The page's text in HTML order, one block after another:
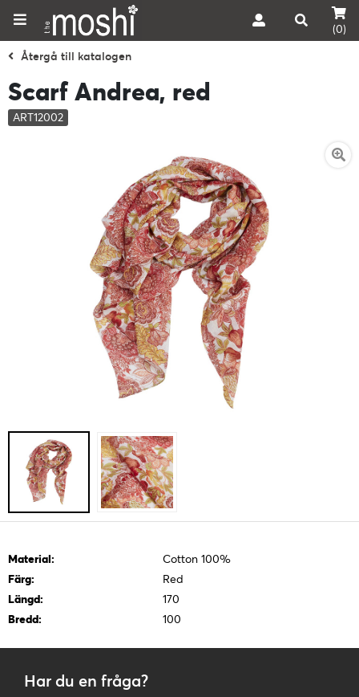
(0)
Återgå till katalogen
Scarf Andrea, red
ART12002
Material:
Cotton 100%
Färg:
Red
Längd:
170
Bredd:
100
Har du en fråga?